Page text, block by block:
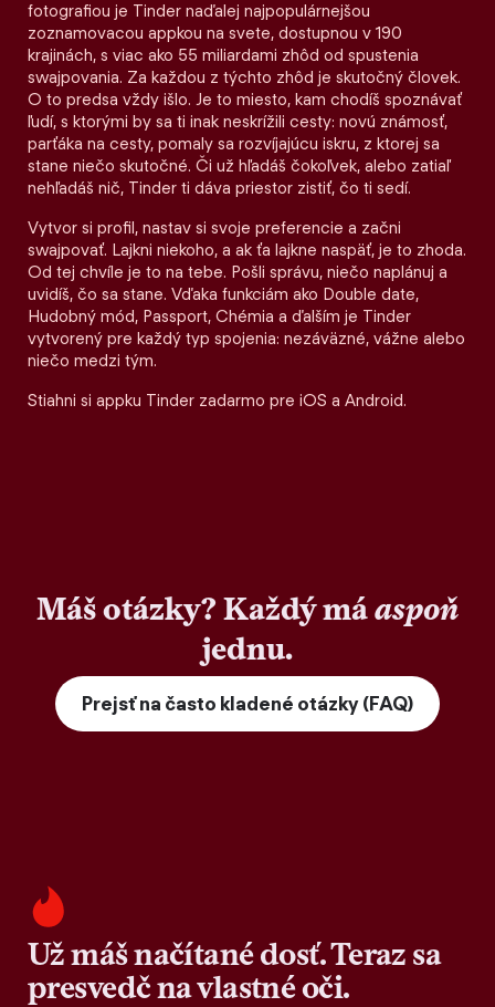
fotografiou je Tinder naďalej najpopulárnejšou
zoznamovacou appkou na svete, dostupnou v 190
krajinách, s viac ako 55 miliardami zhôd od spustenia
swajpovania. Za každou z týchto zhôd je skutočný človek.
O to predsa vždy išlo. Je to miesto, kam chodíš spoznávať
ľudí, s ktorými by sa ti inak neskrížili cesty: novú známosť,
parťáka na cesty, pomaly sa rozvíjajúcu iskru, z ktorej sa
stane niečo skutočné. Či už hľadáš čokoľvek, alebo zatiaľ
nehľadáš nič, Tinder ti dáva priestor zistiť, čo ti sedí.
Vytvor si profil, nastav si svoje preferencie a začni
swajpovať. Lajkni niekoho, a ak ťa lajkne naspäť, je to zhoda.
Od tej chvíle je to na tebe. Pošli správu, niečo naplánuj a
uvidíš, čo sa stane. Vďaka funkciám ako Double date,
Hudobný mód, Passport, Chémia a ďalším je Tinder
vytvorený pre každý typ spojenia: nezáväzné, vážne alebo
niečo medzi tým.
Stiahni si appku Tinder zadarmo pre iOS a Android.
Máš otázky? Každý máaspoň
jednu.
Prejsť na často kladené otázky (FAQ)
Už máš načítané dosť. Teraz sa
presvedč na vlastné oči.